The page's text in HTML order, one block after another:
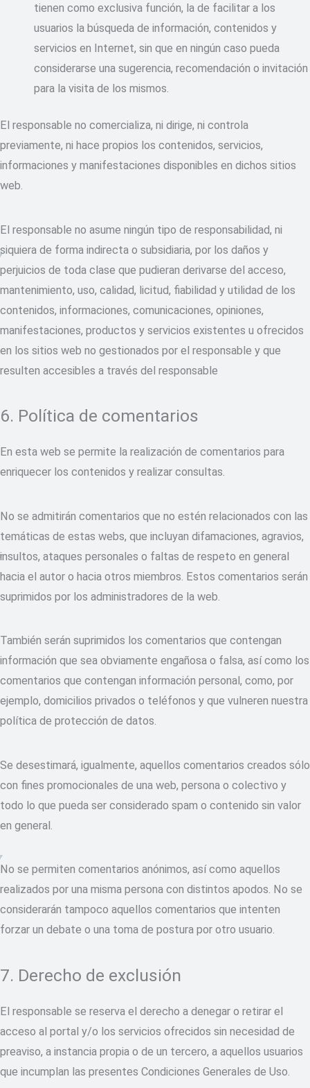
tienen como exclusiva función, la de facilitar a los
usuarios la búsqueda de información, contenidos y
servicios en Internet, sin que en ningún caso pueda
considerarse una sugerencia, recomendación o invitación
para la visita de los mismos.
El responsable no comercializa, ni dirige, ni controla
previamente, ni hace propios los contenidos, servicios,
informaciones y manifestaciones disponibles en dichos sitios
web.
El responsable no asume ningún tipo de responsabilidad, ni
siquiera de forma indirecta o subsidiaria, por los daños y
perjuicios de toda clase que pudieran derivarse del acceso,
mantenimiento, uso, calidad, licitud, fiabilidad y utilidad de los
contenidos, informaciones, comunicaciones, opiniones,
manifestaciones, productos y servicios existentes u ofrecidos
en los sitios web no gestionados por el responsable y que
resulten accesibles a través del responsable
6. Política de comentarios
En esta web se permite la realización de comentarios para
enriquecer los contenidos y realizar consultas.
No se admitirán comentarios que no estén relacionados con las
temáticas de estas webs, que incluyan difamaciones, agravios,
insultos, ataques personales o faltas de respeto en general
hacia el autor o hacia otros miembros. Estos comentarios serán
suprimidos por los administradores de la web.
También serán suprimidos los comentarios que contengan
información que sea obviamente engañosa o falsa, así como los
comentarios que contengan información personal, como, por
ejemplo, domicilios privados o teléfonos y que vulneren nuestra
política de protección de datos.
Se desestimará, igualmente, aquellos comentarios creados sólo
con fines promocionales de una web, persona o colectivo y
todo lo que pueda ser considerado spam o contenido sin valor
en general.
No se permiten comentarios anónimos, así como aquellos
realizados por una misma persona con distintos apodos. No se
considerarán tampoco aquellos comentarios que intenten
forzar un debate o una toma de postura por otro usuario.
7. Derecho de exclusión
El responsable se reserva el derecho a denegar o retirar el
acceso al portal y/o los servicios ofrecidos sin necesidad de
preaviso, a instancia propia o de un tercero, a aquellos usuarios
que incumplan las presentes Condiciones Generales de Uso.